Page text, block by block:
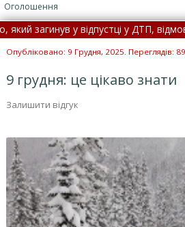
Оголошення
у відпустці у ДТП, відмовили у
течією на Закарпаття, його
Опубліковано: 9 Грудня, 2025. Переглядів:
9 грудня: це цікаво знати
Залишити відгук